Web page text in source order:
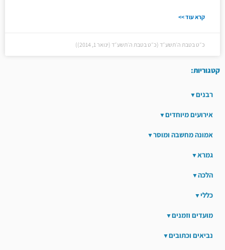
קרא עוד >>
כ״ט בטבת ה׳תשע״ד (כ״ט בטבת ה׳תשע״ד (ינואר 1, 2014))
קטגוריות:
רבנים
אירועים מיוחדים
אמונה מחשבה ומוסר
גמרא
הלכה
כללי
מועדים וזמנים
נביאים וכתובים